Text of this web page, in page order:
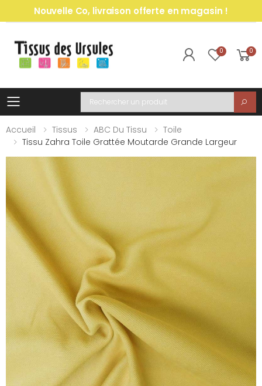
Nouvelle Co, livraison offerte en magasin !
0 0
Toggle mobile menu
Recherche
Accueil
Tissus ABC Du Tissu
Toile
Tissu Zahra Toile Grattée Moutarde Grande Largeur